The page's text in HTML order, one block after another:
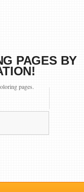
PAGES BY
pages.